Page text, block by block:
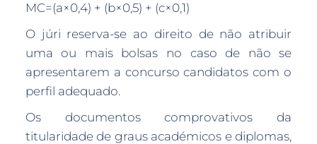
MC=(a×0,4) + (b×0,5) + (c×0,1)
O júri reserva-se ao direito de não atribuir
uma ou mais bolsas no caso de não se
apresentarem a concurso candidatos com o
perfil adequado.
Os documentos comprovativos da
titularidade de graus académicos e diplomas,